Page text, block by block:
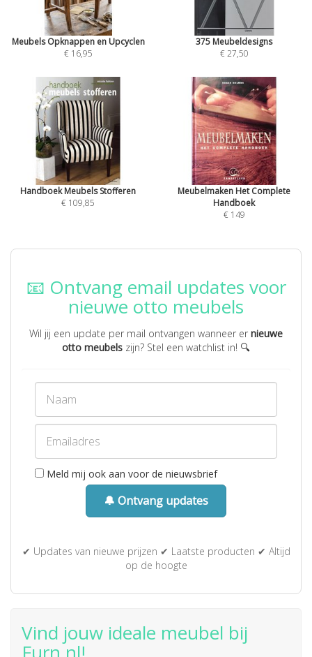
Meubels Opknappen en Upcyclen
€ 16,95
375 Meubeldesigns
€ 27,50
Handboek Meubels Stofferen
€ 109,85
Meubelmaken Het Complete
Handboek
€ 149
📧 Ontvang email updates voor
nieuwe otto meubels
Wil jij een update per mail ontvangen wanneer er nieuwe
otto meubels zijn? Stel een watchlist in! 🔍
Meld mij ook aan voor de nieuwsbrief
🔔 Ontvang updates
✔ Updates van nieuwe prijzen ✔ Laatste producten ✔ Altijd
op de hoogte
Vind jouw ideale meubel bij